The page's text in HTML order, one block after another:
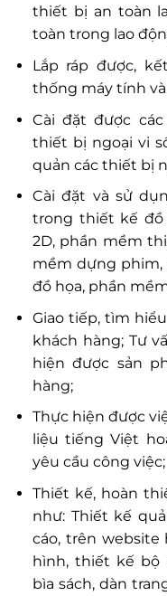
thiết bị an toàn
toàn trong lao
Lắp ráp được,
thống máy tính
Cài đặt được
thiết bị ngoại vi
quản các thiết bị
Cài đặt và sử
trong thiết kế
2D, phần mềm
mềm dựng phim,
đồ họa, phần
Giao tiếp, tìm
khách hàng; Tư
hiện được sản
hàng;
Thực hiện được
liệu tiếng Việt
yêu cầu công việc;
Thiết kế, hoàn
như: Thiết kế
cáo, trên website
hình, thiết kế bộ
bìa sách, dàn